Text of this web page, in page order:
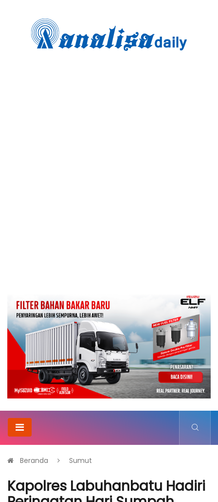
Beranda Sumut
Kapolres Labuhanbatu Hadiri